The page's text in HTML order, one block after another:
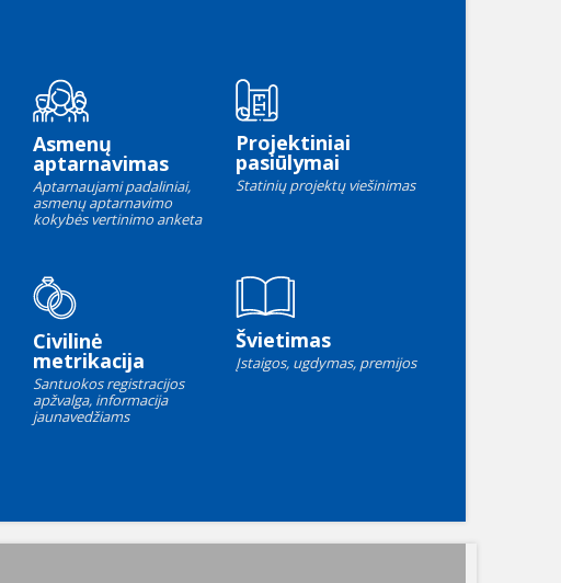
Asmenų
aptarnavimas
Aptarnaujami padaliniai,
asmenų aptarnavimo
kokybės vertinimo anketa
Projektiniai
pasiūlymai
Statinių projektų viešinimas
Civilinė
metrikacija
Santuokos registracijos
apžvalga, informacija
jaunavedžiams
Švietimas
Įstaigos, ugdymas, premijos